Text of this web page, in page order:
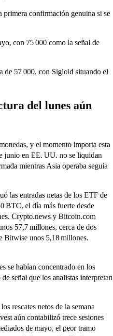
primera confirmación genuina si se
con 75 000 como la señal de
de 57 000, con Sigloid situando el
del lunes aún
y el momento importa esta
junio en EE. UU. no se liquidan
mientras Asia operaba seguía
las entradas netas de los ETF de
BTC, el día más fuerte desde
Crypto.news y Bitcoin.com
57,7 millones, cerca de dos
Bitwise unos 5,18 millones.
se habían concentrado en los
señal que los analistas interpretan
rescates netos de la semana
aún contabilizó trece sesiones
de mayo, el peor tramo